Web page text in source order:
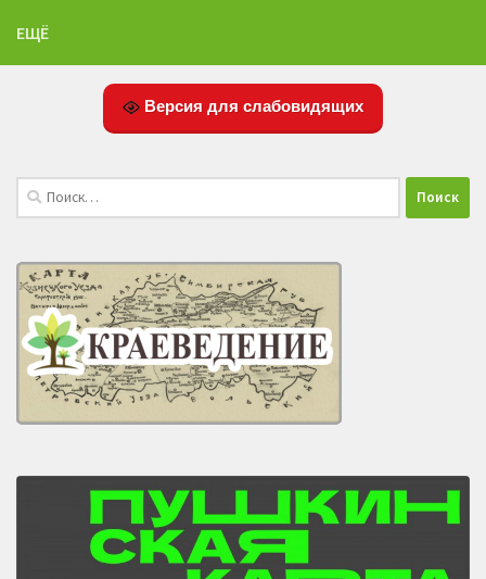
ЕЩЁ
Версия для слабовидящих
Найти: